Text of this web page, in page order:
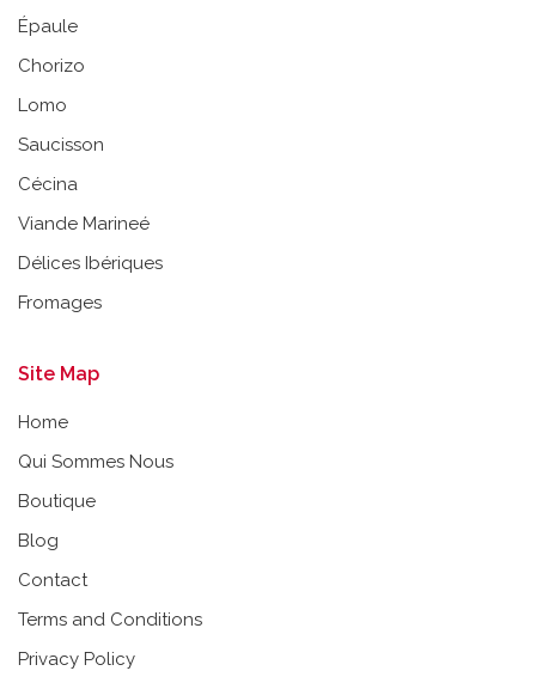
Épaule
Chorizo
Lomo
Saucisson
Cécina
Viande Marineé
Délices Ibériques
Fromages
Site Map
Home
Qui Sommes Nous
Boutique
Blog
Contact
Terms and Conditions
Privacy Policy